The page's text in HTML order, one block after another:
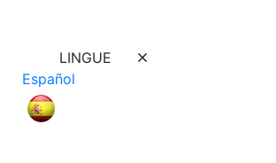
LINGUE
Español